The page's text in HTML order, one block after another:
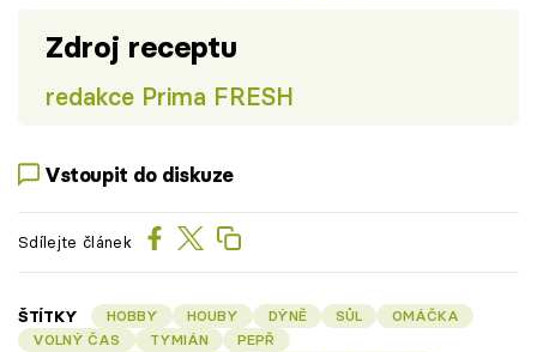
Zdroj receptu
redakce Prima FRESH
Vstoupit do diskuze
Sdílejte článek
ŠTÍTKY HOBBY HOUBY DÝNĚ SŮL
OMÁČKA
VOLNÝ ČAS
TYMIÁN
PEPŘ